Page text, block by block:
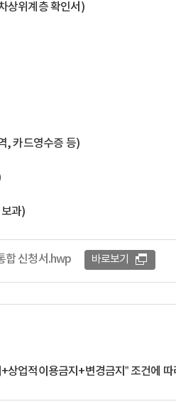
상위계층 확인서)
, 카드영수증 등)
과)
합 신청서.hwp 바로보기
상업적이용금지+변경금지” 조건에